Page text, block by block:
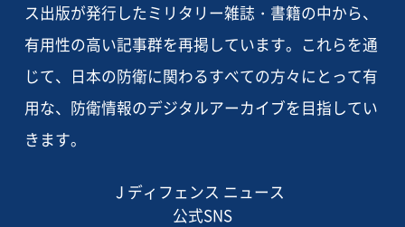
ス出版が発行したミリタリー雑誌・書籍の中から、
有用性の高い記事群を再掲しています。これらを通
じて、日本の防衛に関わるすべての方々にとって有
用な、防衛情報のデジタルアーカイブを目指してい
きます。
J ディフェンス ニュース
公式SNS